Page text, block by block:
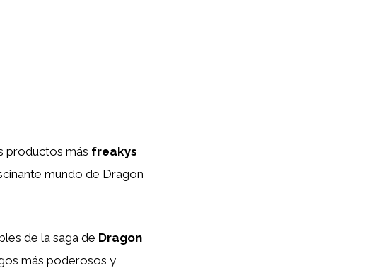
productos más freakys
mundo de Dragon
de la saga de Dragon
más poderosos y